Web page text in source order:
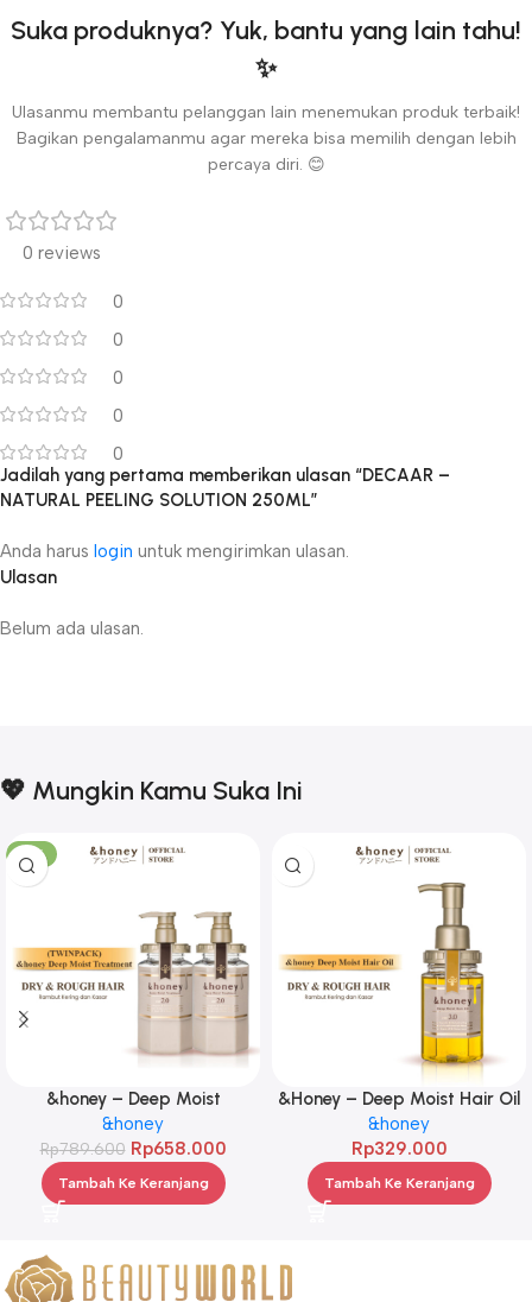
Suka produknya? Yuk, bantu yang lain tahu!
✨
Ulasanmu membantu pelanggan lain menemukan produk terbaik!
Bagikan pengalamanmu agar mereka bisa memilih dengan lebih
percaya diri. 😊
0 reviews
0
0
0
0
0
Ulasan
Belum ada ulasan.
Jadilah yang pertama memberikan ulasan “DECAAR –
NATURAL PEELING SOLUTION 250ML”
Anda harus login untuk mengirimkan ulasan.
💖 Mungkin Kamu Suka Ini
-17%
&honey – Deep Moist
Treatment 445 g Twinpack
&honey
Rp789.600 Rp658.000
Tambah Ke Keranjang
&Honey – Deep Moist Hair Oil
3.0 100ml
&honey
Rp329.000
Tambah Ke Keranjang